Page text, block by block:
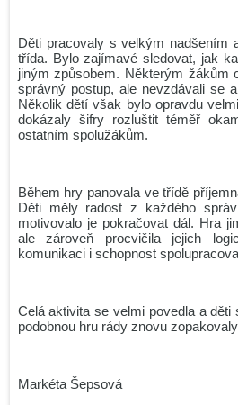
Maturita 2026 - podzim
2.O v Leteckém muzeu Metoděje
Gymnázium Dr. Josefa Pekaře
rakovině 2026
Naši studenti získali ocenění
Maturita 2026 - podzim
Věda v ulicích 2026: Barevná
Jediný český tým s medailí!
Archiv news
Děti pracovaly s velkým nadšením
třída. Bylo zajímavé sledovat, jak
jiným způsobem. Některým žákům
správný postup, ale nevzdávali se
Několik dětí však bylo opravdu
dokázaly šifry rozluštit téměř
ostatním spolužákům.
Během hry panovala ve třídě
Děti měly radost z každého
motivovalo je pokračovat dál. Hra
ale zároveň procvičila jejich
komunikaci i schopnost
Celá aktivita se velmi povedla a
podobnou hru rády znovu
Markéta Šepsová